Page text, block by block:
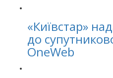
«Київстар»
до
OneWeb